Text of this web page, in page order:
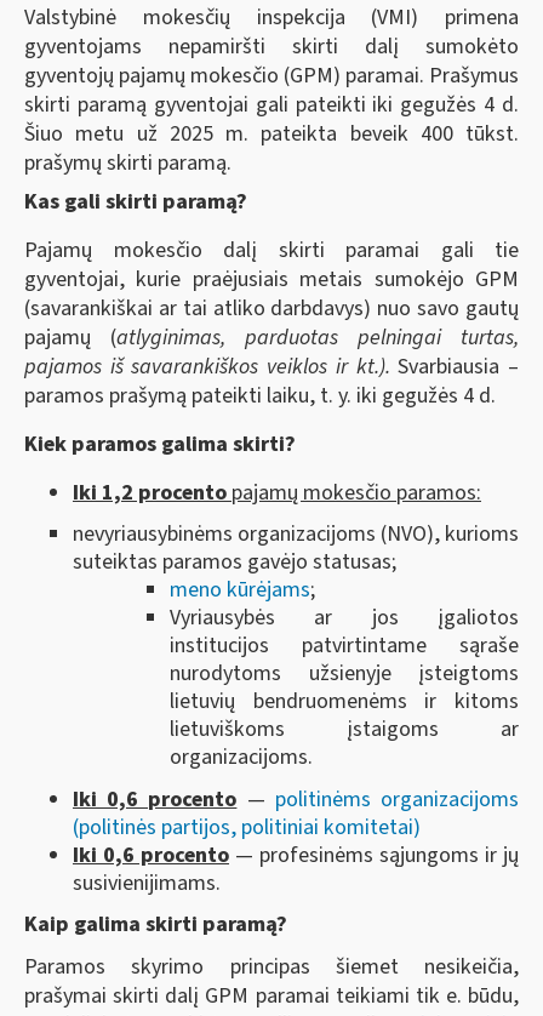
Valstybinė mokesčių inspekcija (VMI) primena
gyventojams nepamiršti skirti dalį sumokėto
gyventojų pajamų mokesčio (GPM) paramai. Prašymus
skirti paramą gyventojai gali pateikti iki gegužės 4 d.
Šiuo metu už 2025 m. pateikta beveik 400 tūkst.
prašymų skirti paramą.
Kas gali skirti paramą?
Pajamų mokesčio dalį skirti paramai gali tie
gyventojai, kurie praėjusiais metais sumokėjo GPM
(savarankiškai ar tai atliko darbdavys) nuo savo gautų
pajamų (atlyginimas, parduotas pelningai turtas,
pajamos iš savarankiškos veiklos ir kt.).Svarbiausia –
paramos prašymą pateikti laiku, t. y. iki gegužės 4 d.
Kiek paramos galima skirti?
Iki 1,2 procento pajamų mokesčio paramos:
nevyriausybinėms organizacijoms (NVO), kurioms
suteiktas paramos gavėjo statusas;
meno kūrėjams;
Vyriausybės ar jos įgaliotos
institucijos patvirtintame sąraše
nurodytoms užsienyje įsteigtoms
lietuvių bendruomenėms ir kitoms
lietuviškoms įstaigoms ar
organizacijoms.
Iki 0,6 procento — politinėms organizacijoms
(politinės partijos, politiniai komitetai)
Iki 0,6 procento — profesinėms sąjungoms ir jų
susivienijimams.
Kaip galima skirti paramą?
Paramos skyrimo principas šiemet nesikeičia,
prašymai skirti dalį GPM paramai teikiami tik e. būdu,